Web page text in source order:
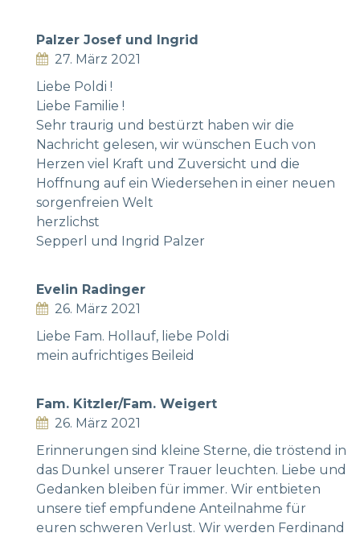
Palzer Josef und Ingrid
27. März 2021
Liebe Poldi !
Liebe Familie !
Sehr traurig und bestürzt haben wir die
Nachricht gelesen, wir wünschen Euch von
Herzen viel Kraft und Zuversicht und die
Hoffnung auf ein Wiedersehen in einer neuen
sorgenfreien Welt
herzlichst
Sepperl und Ingrid Palzer
Evelin Radinger
26. März 2021
Liebe Fam. Hollauf, liebe Poldi
mein aufrichtiges Beileid
Fam. Kitzler/Fam. Weigert
26. März 2021
Erinnerungen sind kleine Sterne, die tröstend in
das Dunkel unserer Trauer leuchten. Liebe und
Gedanken bleiben für immer. Wir entbieten
unsere tief empfundene Anteilnahme für
euren schweren Verlust. Wir werden Ferdinand